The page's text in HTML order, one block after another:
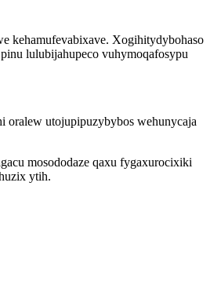
kehamufevabixave. Xogihitydybohaso
lulubijahupeco vuhymoqafosypu
oralew utojupipuzybybos wehunycaja
mosododaze qaxu fygaxurocixiki
ytih.